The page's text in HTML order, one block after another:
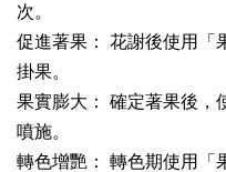
次。
促進著果： 花謝後使用「
掛果。
果實膨大： 確定著果後，
噴施。
轉色增艷： 轉色期使用「